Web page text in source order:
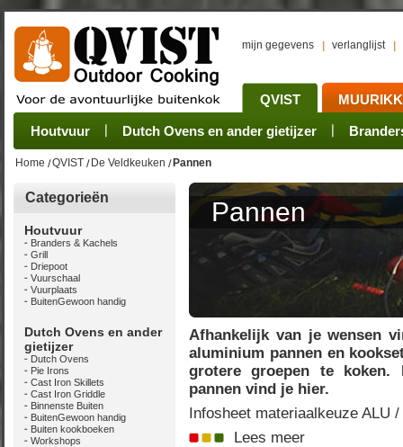
mijn gegevens verlanglijst
QVIST
Houtvuur Dutch Ovens en ander gietijzer
Grillplaat & ijzers Pannen Rookovens
Oogsten Verwerken Bewaren Onderhoud
Sets Stoves Camping sets Pots, Pans, Kettles
Home QVIST De Veldkeuken Pannen
Categorieën
Houtvuur
Branders & Kachels
Grill
Driepoot
Vuurschaal
Vuurplaats
BuitenGewoon handig
Dutch Ovens en ander
gietijzer
Dutch Ovens
Pie Irons
Cast Iron Skillets
Cast Iron Griddle
Binnenste Buiten
BuitenGewoon handig
Buiten kookboeken
Workshops
Pannen
Afhankelijk van je wensen
aluminium pannen en
grotere groepen te koken.
pannen vind je hier.
Infosheet materiaalkeuze ALU
Lees meer